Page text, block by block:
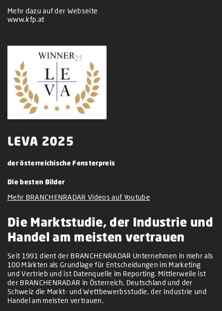
Mehr dazu auf der Webseite
www.kfp.at
LEVA 2025
der österreichische Fensterpreis
Die besten Bilder
Mehr BRANCHENRADAR Videos auf Youtube
Die Marktstudie, der Industrie und
Handel am meisten vertrauen
Seit 1991 dient der BRANCHENRADAR Unternehmen in mehr als
100 Märkten als Grundlage für Entscheidungen im Marketing
und Vertrieb und ist Datenquelle im Reporting. Mittlerweile ist
der BRANCHENRADAR in Österreich, Deutschland und der
Schweiz die Markt- und Wettbewerbsstudie, der Industrie und
Handel am meisten vertrauen.